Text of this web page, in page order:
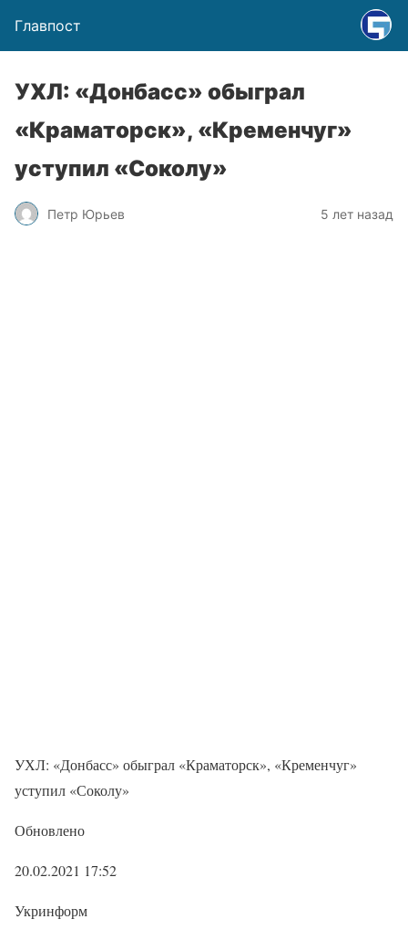
Главпост
УХЛ: «Донбасс» обыграл
«Краматорск», «Кременчуг»
уступил «Соколу»
Петр Юрьев 5 лет назад
УХЛ: «Донбасс» обыграл «Краматорск», «Кременчуг»
уступил «Соколу»
Обновлено
20.02.2021 17:52
Укринформ